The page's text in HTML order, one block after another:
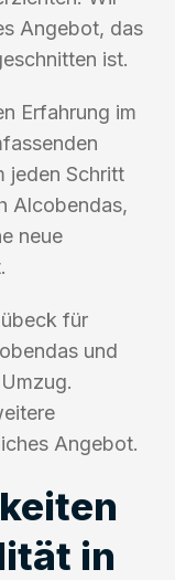
Angebot, das
ist.
Erfahrung im
jeden Schritt
Alcobendas,
neue
für
und
Angebot.
in